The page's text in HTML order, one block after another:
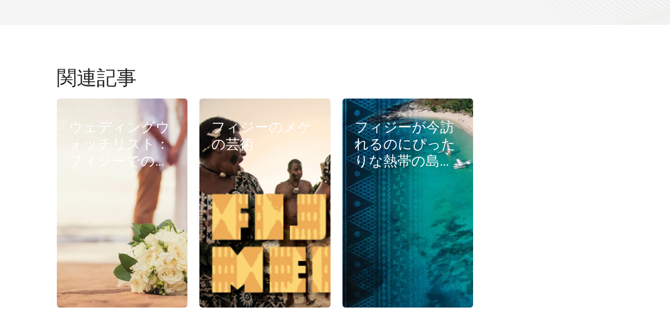
関連記事
ウェディングウ
ォッチリスト：
フィジーでのウ
ェディングを計
画するためのヒ
ントをFacebook
Liveで見る
フィジーのメケ
の芸術
フィジーが今訪
れるのにぴった
りな熱帯の島で
ある3つの理由